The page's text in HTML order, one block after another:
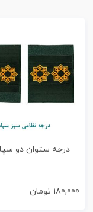
درجه ستوان دو
180,000 تومان